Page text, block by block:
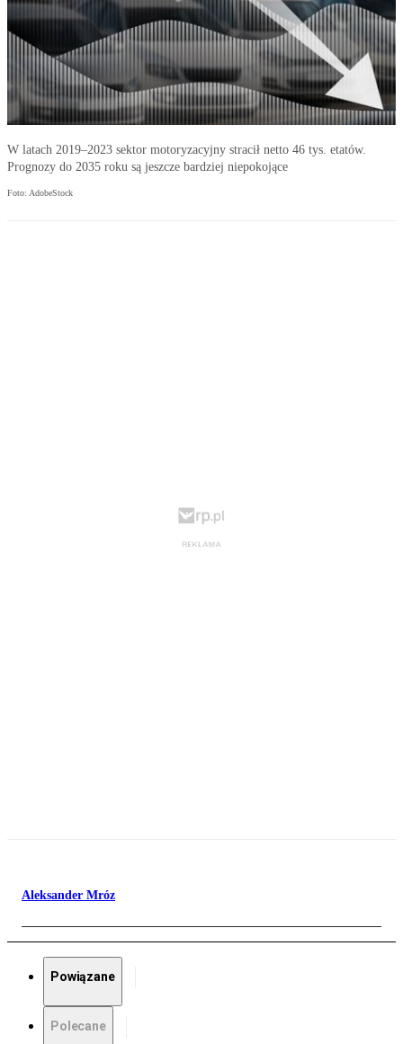
W latach 2019–2023 sektor motoryzacyjny stracił netto 46 tys. etatów.
Prognozy do 2035 roku są jeszcze bardziej niepokojące
Foto: AdobeStock
Aleksander Mróz
Powiązane
Polecane